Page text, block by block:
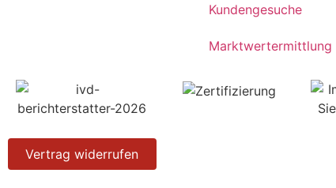
Kundengesuche
Marktwertermittlung
Vertrag widerrufen